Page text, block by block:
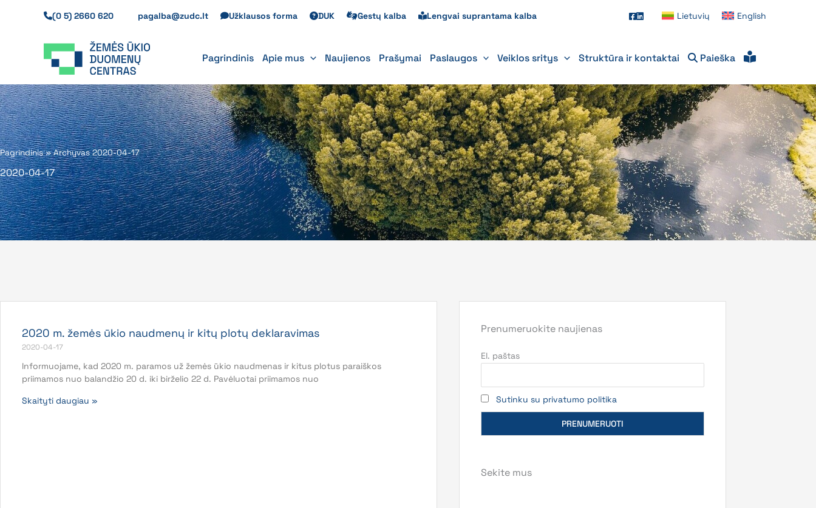
(0 5) 2660 620 pagalba@zudc.lt Užklausos forma DUK Gestų kalba Lengvai suprantama kalba Lietuvių English
Pagrindinis Apie mus Naujienos Prašymai Paslaugos Veiklos sritys Struktūra ir kontaktai Paieška
Pagrindinis»Archyvas 2020-04-17
2020-04-17
2020 m. žemės ūkio naudmenų ir kitų plotų deklaravimas
2020-04-17
Informuojame, kad 2020 m. paramos už žemės ūkio naudmenas ir kitus plotus paraiškos
priimamos nuo balandžio 20 d. iki birželio 22 d. Pavėluotai priimamos nuo
Skaityti daugiau »
Prenumeruokite naujienas
El. paštas
Sutinku su privatumo politika
Sekite mus